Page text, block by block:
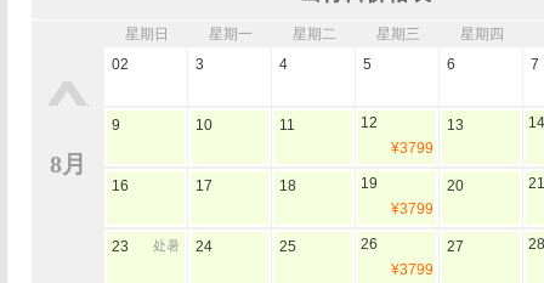
8月
星期日 星期一 星期二 星期三 星期四
02
3 4 5 6 7
9 10 11
12
¥3799
13 14
16 17 18
19
¥3799
20 21
23 处暑 24 25
26
¥3799
27 28